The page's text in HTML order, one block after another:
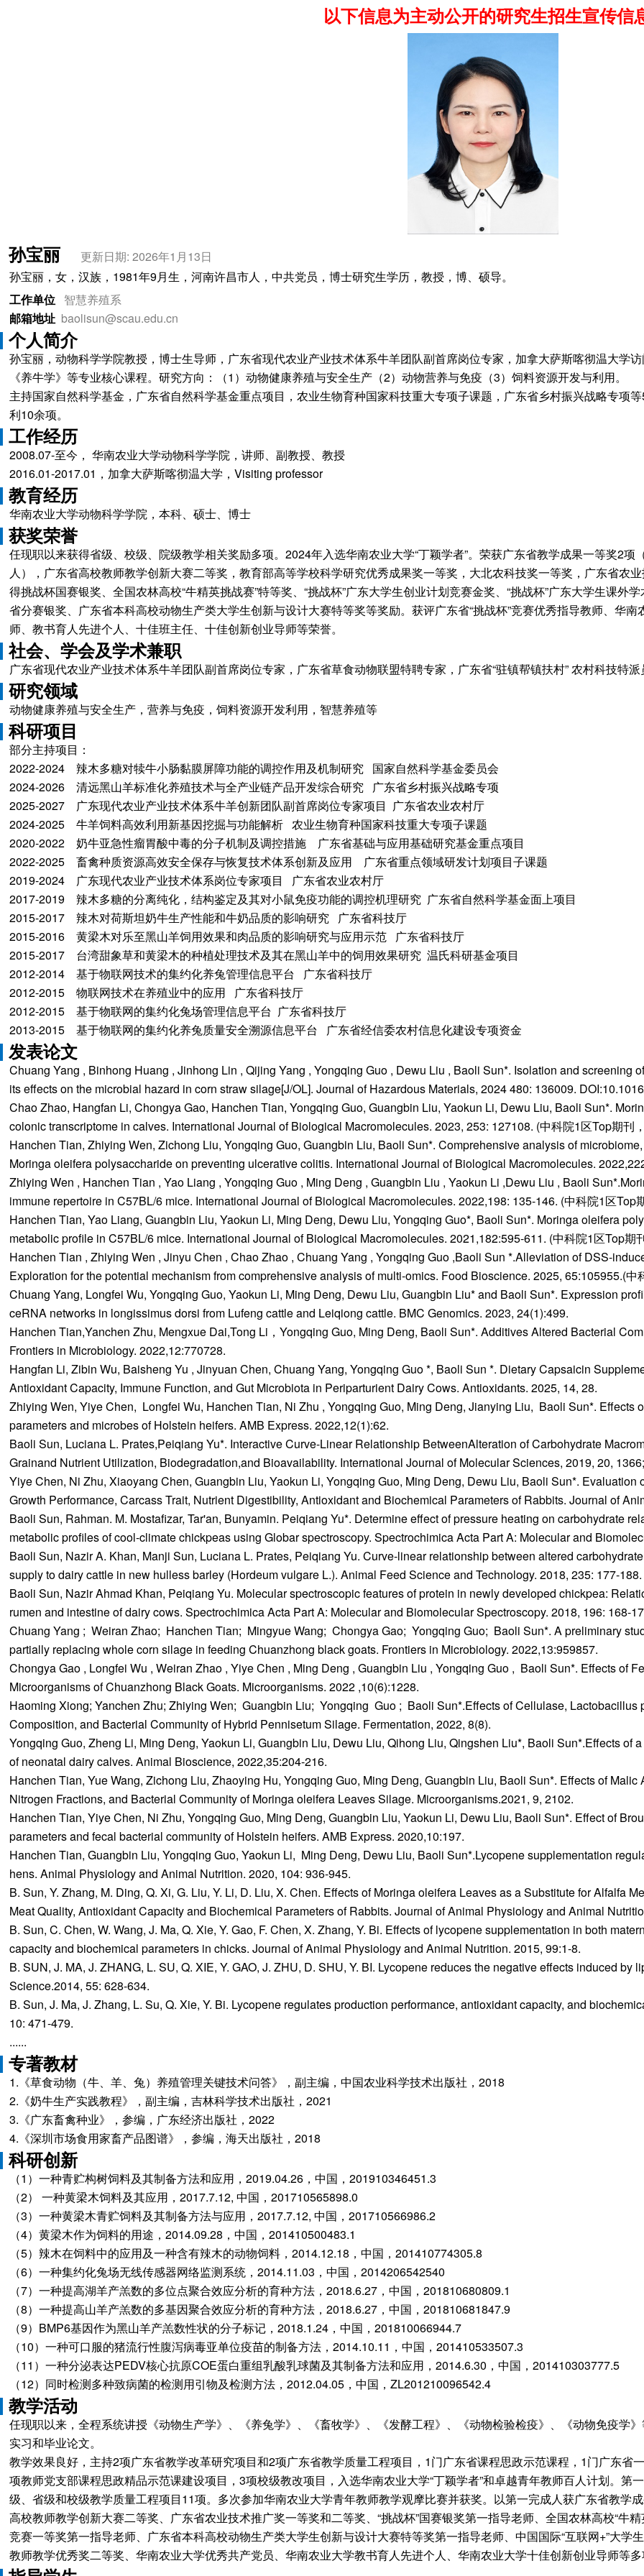
以下信息为主动公开的研究生招生宣传信
孙宝丽
更新日期: 2026年1月13日
孙宝丽，女，汉族，1981年9月生，河南许昌市人，中共党员，博士研究生学历，教授，博、硕导。
工作单位 智慧养殖系
邮箱地址 baolisun@scau.edu.cn
个人简介
孙宝丽，动物科学学院教授，博士生导师，广东省现代农业产业技术体系牛羊团队副首席岗位专家，加拿大萨斯喀彻温大学
《养牛学》等专业核心课程。研究方向：（1）动物健康养殖与安全生产（2）动物营养与免疫（3）饲料资源开发与利用。
主持国家自然科学基金，广东省自然科学基金重点项目，农业生物育种国家科技重大专项子课题，广东省乡村振兴战略专项
利10余项。
工作经历
2008.07-至今， 华南农业大学动物科学学院，讲师、副教授、教授
2016.01-2017.01，加拿大萨斯喀彻温大学，Visiting professor
教育经历
华南农业大学动物科学学院，本科、硕士、博士
获奖荣誉
任现职以来获得省级、校级、院级教学相关奖励多项。2024年入选华南农业大学“丁颖学者”。荣获广东省教学成果一等奖2
人），广东省高校教师教学创新大赛二等奖，教育部高等学校科学研究优秀成果奖一等奖，大北农科技奖一等奖，广东省农
得挑战杯国赛银奖、全国农林高校“牛精英挑战赛”特等奖、“挑战杯”广东大学生创业计划竞赛金奖、“挑战杯”广东大学生课外
省分赛银奖、广东省本科高校动物生产类大学生创新与设计大赛特等奖等奖励。获评广东省“挑战杯”竞赛优秀指导教师、华
师、教书育人先进个人、十佳班主任、十佳创新创业导师等荣誉。
社会、学会及学术兼职
广东省现代农业产业技术体系牛羊团队副首席岗位专家，广东省草食动物联盟特聘专家，广东省“驻镇帮镇扶村” 农村科技特
研究领域
动物健康养殖与安全生产，营养与免疫，饲料资源开发利用，智慧养殖等
科研项目
部分主持项目：
2022-2024 辣木多糖对犊牛小肠黏膜屏障功能的调控作用及机制研究 国家自然科学基金委员会
2024-2026 清远黑山羊标准化养殖技术与全产业链产品开发综合研究 广东省乡村振兴战略专项
2025-2027 广东现代农业产业技术体系牛羊创新团队副首席岗位专家项目 广东省农业农村厅
2024-2025 牛羊饲料高效利用新基因挖掘与功能解析 农业生物育种国家科技重大专项子课题
2020-2022 奶牛亚急性瘤胃酸中毒的分子机制及调控措施 广东省基础与应用基础研究基金重点项目
2022-2025 畜禽种质资源高效安全保存与恢复技术体系创新及应用 广东省重点领域研发计划项目子课题
2019-2024 广东现代农业产业技术体系岗位专家项目 广东省农业农村厅
2017-2019 辣木多糖的分离纯化，结构鉴定及其对小鼠免疫功能的调控机理研究 广东省自然科学基金面上项目
2015-2017 辣木对荷斯坦奶牛生产性能和牛奶品质的影响研究 广东省科技厅
2015-2016 黄梁木对乐至黑山羊饲用效果和肉品质的影响研究与应用示范 广东省科技厅
2015-2017 台湾甜象草和黄梁木的种植处理技术及其在黑山羊中的饲用效果研究 温氏科研基金项目
2012-2014 基于物联网技术的集约化养兔管理信息平台 广东省科技厅
2012-2015 物联网技术在养殖业中的应用 广东省科技厅
2012-2015 基于物联网的集约化兔场管理信息平台 广东省科技厅
2013-2015 基于物联网的集约化养兔质量安全溯源信息平台 广东省经信委农村信息化建设专项资金
发表论文
Chuang Yang , Binhong Huang , Jinhong Lin , Qijing Yang , Yongqing Guo , Dewu Liu , Baoli Sun*. Isolation and screening
its effects on the microbial hazard in corn straw silage[J/OL]. Journal of Hazardous Materials, 2024 480: 136009.
Chao Zhao, Hangfan Li, Chongya Gao, Hanchen Tian, Yongqing Guo, Guangbin Liu, Yaokun Li, Dewu Liu, Baoli Sun*.
colonic transcriptome in calves. International Journal of Biological Macromolecules. 2023, 253: 127108. (中科院1区Top期刊
Hanchen Tian, Zhiying Wen, Zichong Liu, Yongqing Guo, Guangbin Liu, Baoli Sun*. Comprehensive analysis of
Moringa oleifera polysaccharide on preventing ulcerative colitis. International Journal of Biological Macromolecules.
Zhiying Wen , Hanchen Tian , Yao Liang , Yongqing Guo , Ming Deng , Guangbin Liu , Yaokun Li ,Dewu Liu , Baoli
immune repertoire in C57BL/6 mice. International Journal of Biological Macromolecules. 2022,198: 135-146. (中科院1区Top
Hanchen Tian, Yao Liang, Guangbin Liu, Yaokun Li, Ming Deng, Dewu Liu, Yongqing Guo*, Baoli Sun*. Moringa oleifera
metabolic profile in C57BL/6 mice. International Journal of Biological Macromolecules. 2021,182:595-611. (中科院1区Top期
Hanchen Tian , Zhiying Wen , Jinyu Chen , Chao Zhao , Chuang Yang , Yongqing Guo ,Baoli Sun *.Alleviation of DSS-
Exploration for the potential mechanism from comprehensive analysis of multi-omics. Food Bioscience. 2025, 65:105955.(中
Chuang Yang, Longfei Wu, Yongqing Guo, Yaokun Li, Ming Deng, Dewu Liu, Guangbin Liu* and Baoli Sun*. Expression
ceRNA networks in longissimus dorsi from Lufeng cattle and Leiqiong cattle. BMC Genomics. 2023, 24(1):499.
Hanchen Tian,Yanchen Zhu, Mengxue Dai,Tong Li，Yongqing Guo, Ming Deng, Baoli Sun*. Additives Altered Bacterial
Frontiers in Microbiology. 2022,12:770728.
Hangfan Li, Zibin Wu, Baisheng Yu , Jinyuan Chen, Chuang Yang, Yongqing Guo *, Baoli Sun *. Dietary Capsaicin
Antioxidant Capacity, Immune Function, and Gut Microbiota in Periparturient Dairy Cows. Antioxidants. 2025, 14, 28.
Zhiying Wen, Yiye Chen, Longfei Wu, Hanchen Tian, Ni Zhu , Yongqing Guo, Ming Deng, Jianying Liu, Baoli Sun*. Effects
parameters and microbes of Holstein heifers. AMB Express. 2022,12(1):62.
Baoli Sun, Luciana L. Prates,Peiqiang Yu*. Interactive Curve-Linear Relationship BetweenAlteration of Carbohydrate
Grainand Nutrient Utilization, Biodegradation,and Bioavailability. International Journal of Molecular Sciences, 2019, 20,
Yiye Chen, Ni Zhu, Xiaoyang Chen, Guangbin Liu, Yaokun Li, Yongqing Guo, Ming Deng, Dewu Liu, Baoli Sun*.
Growth Performance, Carcass Trait, Nutrient Digestibility, Antioxidant and Biochemical Parameters of Rabbits. Journal of
Baoli Sun, Rahman. M. Mostafizar, Tar'an, Bunyamin. Peiqiang Yu*. Determine effect of pressure heating on carbohydrate
metabolic profiles of cool-climate chickpeas using Globar spectroscopy. Spectrochimica Acta Part A: Molecular and
Baoli Sun, Nazir A. Khan, Manji Sun, Luciana L. Prates, Peiqiang Yu. Curve-linear relationship between altered
supply to dairy cattle in new hulless barley (Hordeum vulgare L.). Animal Feed Science and Technology. 2018, 235: 177-188.
Baoli Sun, Nazir Ahmad Khan, Peiqiang Yu. Molecular spectroscopic features of protein in newly developed chickpea:
rumen and intestine of dairy cows. Spectrochimica Acta Part A: Molecular and Biomolecular Spectroscopy. 2018, 196: 168-
Chuang Yang ; Weiran Zhao; Hanchen Tian; Mingyue Wang; Chongya Gao; Yongqing Guo; Baoli Sun*. A preliminary
partially replacing whole corn silage in feeding Chuanzhong black goats. Frontiers in Microbiology. 2022,13:959857.
Chongya Gao , Longfei Wu , Weiran Zhao , Yiye Chen , Ming Deng , Guangbin Liu , Yongqing Guo , Baoli Sun*. Effects of
Microorganisms of Chuanzhong Black Goats. Microorganisms. 2022 ,10(6):1228.
Haoming Xiong; Yanchen Zhu; Zhiying Wen; Guangbin Liu; Yongqing Guo ; Baoli Sun*.Effects of Cellulase, Lactobacillus
Composition, and Bacterial Community of Hybrid Pennisetum Silage. Fermentation, 2022, 8(8).
Yongqing Guo, Zheng Li, Ming Deng, Yaokun Li, Guangbin Liu, Dewu Liu, Qihong Liu, Qingshen Liu*, Baoli Sun*.Effects of
of neonatal dairy calves. Animal Bioscience, 2022,35:204-216.
Hanchen Tian, Yue Wang, Zichong Liu, Zhaoying Hu, Yongqing Guo, Ming Deng, Guangbin Liu, Baoli Sun*. Effects of
Nitrogen Fractions, and Bacterial Community of Moringa oleifera Leaves Silage. Microorganisms.2021, 9, 2102.
Hanchen Tian, Yiye Chen, Ni Zhu, Yongqing Guo, Ming Deng, Guangbin Liu, Yaokun Li, Dewu Liu, Baoli Sun*. Effect of
parameters and fecal bacterial community of Holstein heifers. AMB Express. 2020,10:197.
Hanchen Tian, Guangbin Liu, Yongqing Guo, Yaokun Li, Ming Deng, Dewu Liu, Baoli Sun*.Lycopene supplementation
hens. Animal Physiology and Animal Nutrition. 2020, 104: 936-945.
B. Sun, Y. Zhang, M. Ding, Q. Xi, G. Liu, Y. Li, D. Liu, X. Chen. Effects of Moringa oleifera Leaves as a Substitute for Alfalfa
Meat Quality, Antioxidant Capacity and Biochemical Parameters of Rabbits. Journal of Animal Physiology and Animal
B. Sun, C. Chen, W. Wang, J. Ma, Q. Xie, Y. Gao, F. Chen, X. Zhang, Y. Bi. Effects of lycopene supplementation in both
capacity and biochemical parameters in chicks. Journal of Animal Physiology and Animal Nutrition. 2015, 99:1-8.
B. SUN, J. MA, J. ZHANG, L. SU, Q. XIE, Y. GAO, J. ZHU, D. SHU, Y. BI. Lycopene reduces the negative effects induced
Science.2014, 55: 628-634.
B. Sun, J. Ma, J. Zhang, L. Su, Q. Xie, Y. Bi. Lycopene regulates production performance, antioxidant capacity, and
10: 471-479.
......
专著教材
1.《草食动物（牛、羊、兔）养殖管理关键技术问答》，副主编，中国农业科学技术出版社，2018
2.《奶牛生产实践教程》，副主编，吉林科学技术出版社，2021
3.《广东畜禽种业》，参编，广东经济出版社，2022
4.《深圳市场食用家畜产品图谱》，参编，海天出版社，2018
科研创新
（1）一种青贮构树饲料及其制备方法和应用，2019.04.26，中国，201910346451.3
（2） 一种黄梁木饲料及其应用，2017.7.12, 中国，201710565898.0
（3）一种黄梁木青贮饲料及其制备方法与应用，2017.7.12, 中国，201710566986.2
（4）黄梁木作为饲料的用途，2014.09.28，中国，201410500483.1
（5）辣木在饲料中的应用及一种含有辣木的动物饲料，2014.12.18，中国，201410774305.8
（6）一种集约化兔场无线传感器网络监测系统，2014.11.03，中国，2014206542540
（7）一种提高湖羊产羔数的多位点聚合效应分析的育种方法，2018.6.27，中国，201810680809.1
（8）一种提高山羊产羔数的多基因聚合效应分析的育种方法，2018.6.27，中国，201810681847.9
（9）BMP6基因作为黑山羊产羔数性状的分子标记，2018.1.24，中国，201810066944.7
（10）一种可口服的猪流行性腹泻病毒亚单位疫苗的制备方法，2014.10.11，中国，201410533507.3
（11）一种分泌表达PEDV核心抗原COE蛋白重组乳酸乳球菌及其制备方法和应用，2014.6.30，中国，201410303777.5
（12）同时检测多种致病菌的检测用引物及检测方法，2012.04.05，中国，ZL201210096542.4
教学活动
任现职以来，全程系统讲授《动物生产学》、《养兔学》、《畜牧学》、《发酵工程》、《动物检验检疫》、《动物免疫学
实习和毕业论文。
教学效果良好，主持2项广东省教学改革研究项目和2项广东省教学质量工程项目，1门广东省课程思政示范课程，1门广东省
项教师党支部课程思政精品示范课建设项目，3项校级教改项目，入选华南农业大学“丁颖学者”和卓越青年教师百人计划。
级、省级和校级教学质量工程项目11项。多次参加华南农业大学青年教师教学观摩比赛并获奖。以第一完成人获广东省教学
高校教师教学创新大赛二等奖、广东省农业技术推广奖一等奖和二等奖、“挑战杯”国赛银奖第一指导老师、全国农林高校“牛
竞赛一等奖第一指导老师、广东省本科高校动物生产类大学生创新与设计大赛特等奖第一指导老师、中国国际“互联网+”大
教师教学优秀奖二等奖、华南农业大学优秀共产党员、华南农业大学教书育人先进个人、华南农业大学十佳创新创业导师等多